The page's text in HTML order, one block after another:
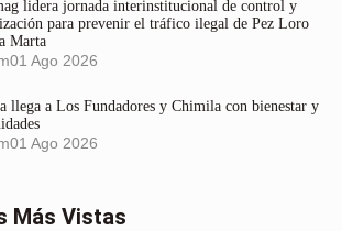
lidera jornada interinstitucional de control y
para prevenir el tráfico ilegal de Pez Loro
Marta
01 Ago 2026
llega a Los Fundadores y Chimila con bienestar y
01 Ago 2026
Más Vistas